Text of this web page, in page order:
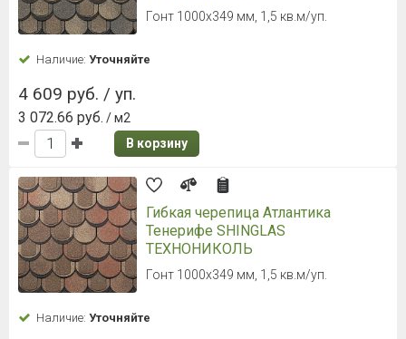
Гонт 1000х349 мм, 1,5 кв.м/уп.
Наличие: Уточняйте
4 609 руб. / уп.
3 072.66 руб. / м2
В корзину
Гибкая черепица Атлантика
Тенерифе SHINGLAS
ТЕХНОНИКОЛЬ
Гонт 1000х349 мм, 1,5 кв.м/уп.
Наличие: Уточняйте